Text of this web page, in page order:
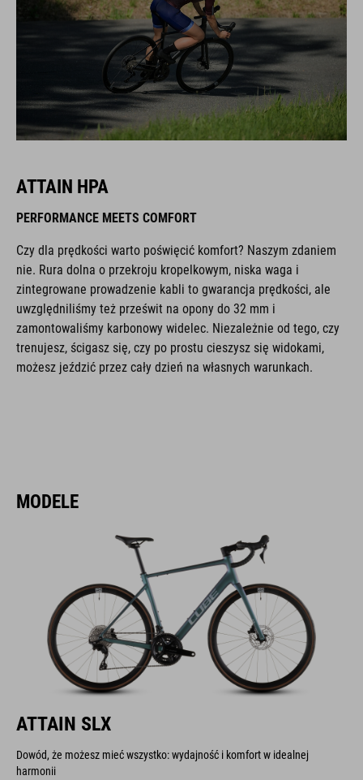
ATTAIN HPA
PERFORMANCE MEETS COMFORT
Czy dla prędkości warto poświęcić komfort? Naszym zdaniem
nie. Rura dolna o przekroju kropelkowym, niska waga i
zintegrowane prowadzenie kabli to gwarancja prędkości, ale
uwzględniliśmy też prześwit na opony do 32 mm i
zamontowaliśmy karbonowy widelec. Niezależnie od tego, czy
trenujesz, ścigasz się, czy po prostu cieszysz się widokami,
możesz jeździć przez cały dzień na własnych warunkach.
MODELE
ATTAIN SLX
Dowód, że możesz mieć wszystko: wydajność i komfort w idealnej
harmonii